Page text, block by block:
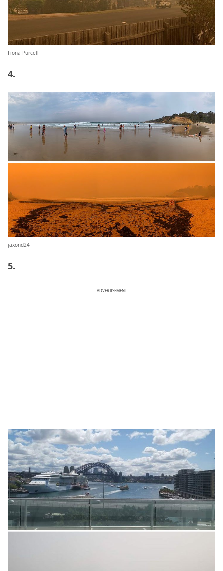
Fiona Purcell
4.
jaxond24
5.
ADVERTISEMENT